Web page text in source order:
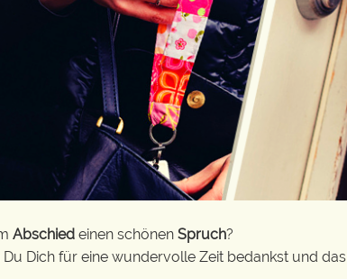
Abschied einen schönen Spruch?
Dich für eine wundervolle Zeit bedankst und das